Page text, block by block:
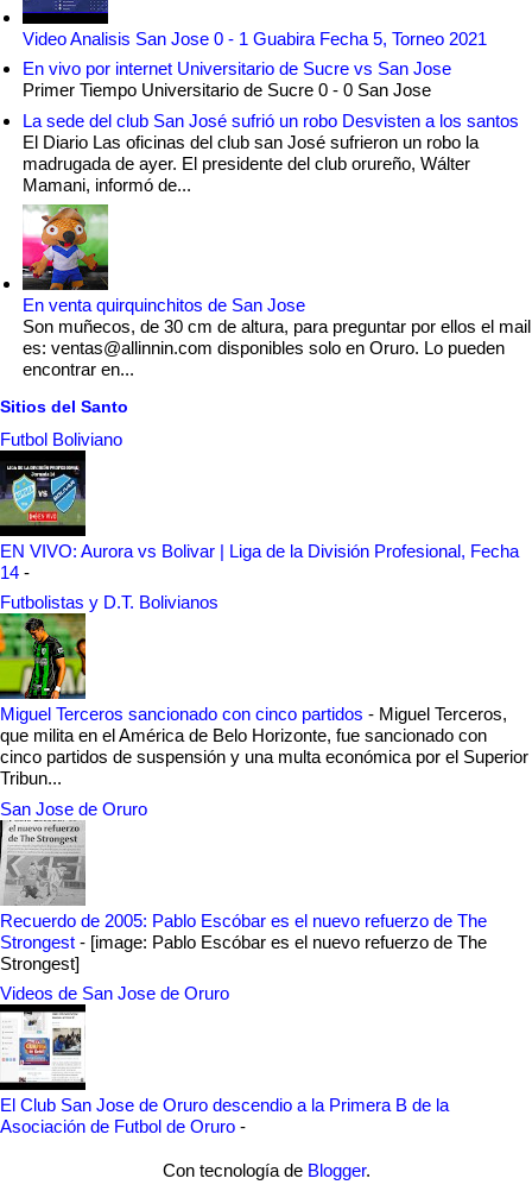
Video Analisis San Jose 0 - 1 Guabira Fecha 5, Torneo 2021
En vivo por internet Universitario de Sucre vs San Jose
Primer Tiempo Universitario de Sucre 0 - 0 San Jose
La sede del club San José sufrió un robo Desvisten a los santos
El Diario Las oficinas del club san José sufrieron un robo la
madrugada de ayer. El presidente del club orureño, Wálter
Mamani, informó de...
En venta quirquinchitos de San Jose
Son muñecos, de 30 cm de altura, para preguntar por ellos el mail
es: ventas@allinnin.com disponibles solo en Oruro. Lo pueden
encontrar en...
Sitios del Santo
Futbol Boliviano
EN VIVO: Aurora vs Bolivar | Liga de la División Profesional, Fecha
14 -
Futbolistas y D.T. Bolivianos
Miguel Terceros sancionado con cinco partidos - Miguel Terceros,
que milita en el América de Belo Horizonte, fue sancionado con
cinco partidos de suspensión y una multa económica por el Superior
Tribun...
San Jose de Oruro
Recuerdo de 2005: Pablo Escóbar es el nuevo refuerzo de The
Strongest - [image: Pablo Escóbar es el nuevo refuerzo de The
Strongest]
Videos de San Jose de Oruro
El Club San Jose de Oruro descendio a la Primera B de la
Asociación de Futbol de Oruro -
Con tecnología de Blogger.